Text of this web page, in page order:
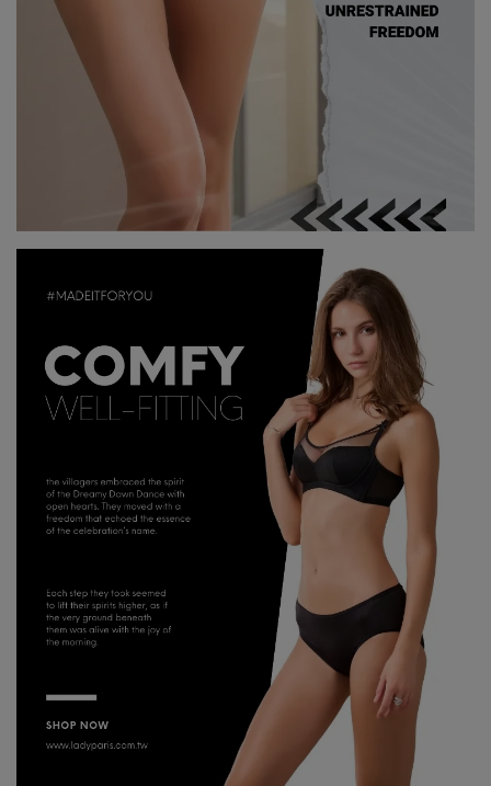
優惠加購
浪漫疊加｜全館滿4000贈貓耳眼罩組